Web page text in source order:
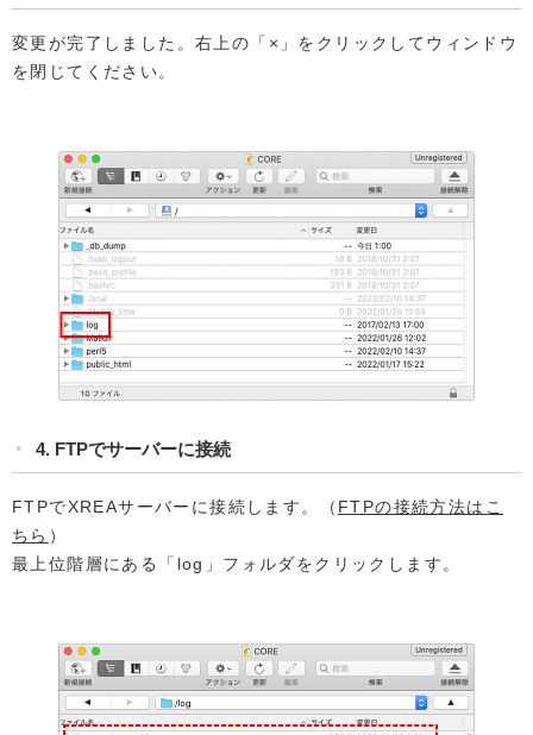
変更が完了しました。右上の「×」をクリックしてウィンドウ
を閉じてください。
4. FTPでサーバーに接続
FTPでXREAサーバーに接続します。（ FTPの接続方法はこ
ちら ）
最上位階層にある「log」フォルダをクリックします。